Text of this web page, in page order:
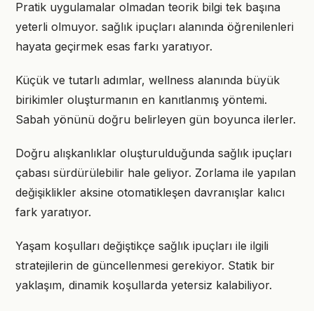
Pratik uygulamalar olmadan teorik bilgi tek başına
yeterli olmuyor. sağlık ipuçları alanında öğrenilenleri
hayata geçirmek esas farkı yaratıyor.
Küçük ve tutarlı adımlar, wellness alanında büyük
birikimler oluşturmanın en kanıtlanmış yöntemi.
Sabah yönünü doğru belirleyen gün boyunca ilerler.
Doğru alışkanlıklar oluşturulduğunda sağlık ipuçları
çabası sürdürülebilir hale geliyor. Zorlama ile yapılan
değişiklikler aksine otomatikleşen davranışlar kalıcı
fark yaratıyor.
Yaşam koşulları değiştikçe sağlık ipuçları ile ilgili
stratejilerin de güncellenmesi gerekiyor. Statik bir
yaklaşım, dinamik koşullarda yetersiz kalabiliyor.